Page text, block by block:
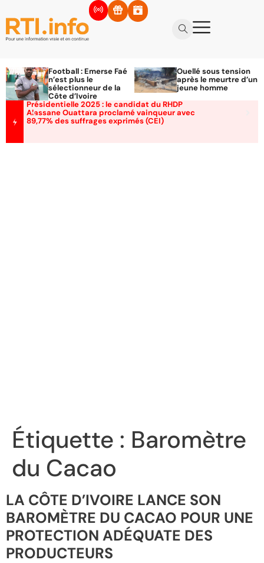
Football : Emerse Faé
n’est plus le
sélectionneur de la
Côte d’Ivoire
Ouellé sous tension
après le meurtre d’un
jeune homme
Présidentielle 2025 : le candidat du RHDP
Alassane Ouattara proclamé vainqueur avec
89,77% des suffrages exprimés (CEI)
Étiquette : Baromètre
du Cacao
LA CÔTE D’IVOIRE LANCE SON
BAROMÈTRE DU CACAO POUR UNE
PROTECTION ADÉQUATE DES
PRODUCTEURS